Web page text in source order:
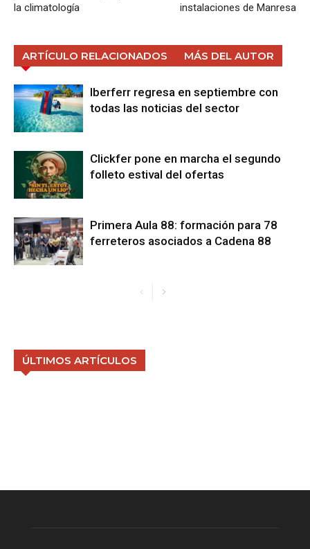
la climatología
instalaciones de Manresa
ARTÍCULO RELACIONADOS MÁS DEL AUTOR
Iberferr regresa en septiembre con
todas las noticias del sector
Clickfer pone en marcha el segundo
folleto estival del ofertas
Primera Aula 88: formación para 78
ferreteros asociados a Cadena 88
ÚLTIMOS ARTÍCULOS